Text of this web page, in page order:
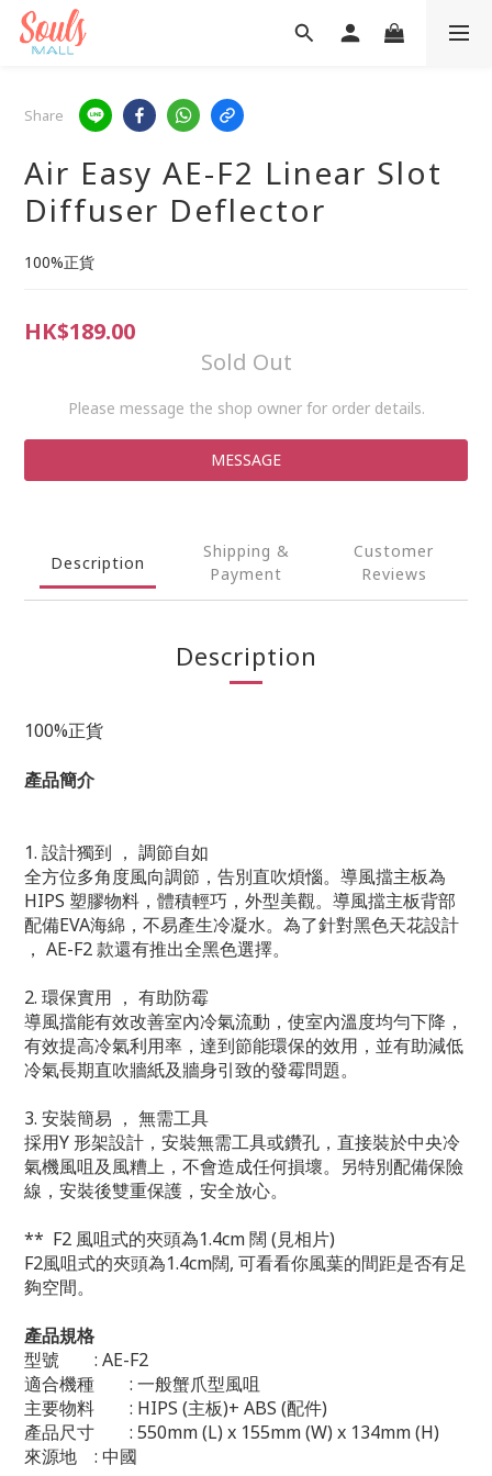
Share
Air Easy AE-F2 Linear Slot
Diffuser Deflector
100%正貨
HK$189.00
Sold Out
Please message the shop owner for order details.
MESSAGE
Description
Shipping &
Payment
Customer
Reviews
Description
100%正貨
產品簡介
1. 設計獨到 ， 調節自如
全方位多角度風向調節，告別直吹煩惱。導風擋主板為
HIPS 塑膠物料，體積輕巧，外型美觀。導風擋主板背部
配備EVA海綿，不易產生冷凝水。為了針對黑色天花設計
， AE-F2 款還有推出全黑色選擇。
2. 環保實用 ， 有助防霉
導風擋能有效改善室內冷氣流動，使室內溫度均勻下降，
有效提高冷氣利用率，達到節能環保的效用，並有助減低
冷氣長期直吹牆紙及牆身引致的發霉問題。
3. 安裝簡易 ， 無需工具
採用Y 形架設計，安裝無需工具或鑽孔，直接裝於中央冷
氣機風咀及風糟上，不會造成任何損壞。另特別配備保險
線，安裝後雙重保護，安全放心。
** F2 風咀式的夾頭為1.4cm 闊 (見相片)
F2風咀式的夾頭為1.4cm闊, 可看看你風葉的間距是否有足
夠空間。
產品規格
型號
: AE-F2
適合機種
: 一般蟹爪型風咀
主要物料
: HIPS (主板)+ ABS (配件)
產品尺寸
: 550mm (L) x 155mm (W) x 134mm (H)
來源地
: 中國